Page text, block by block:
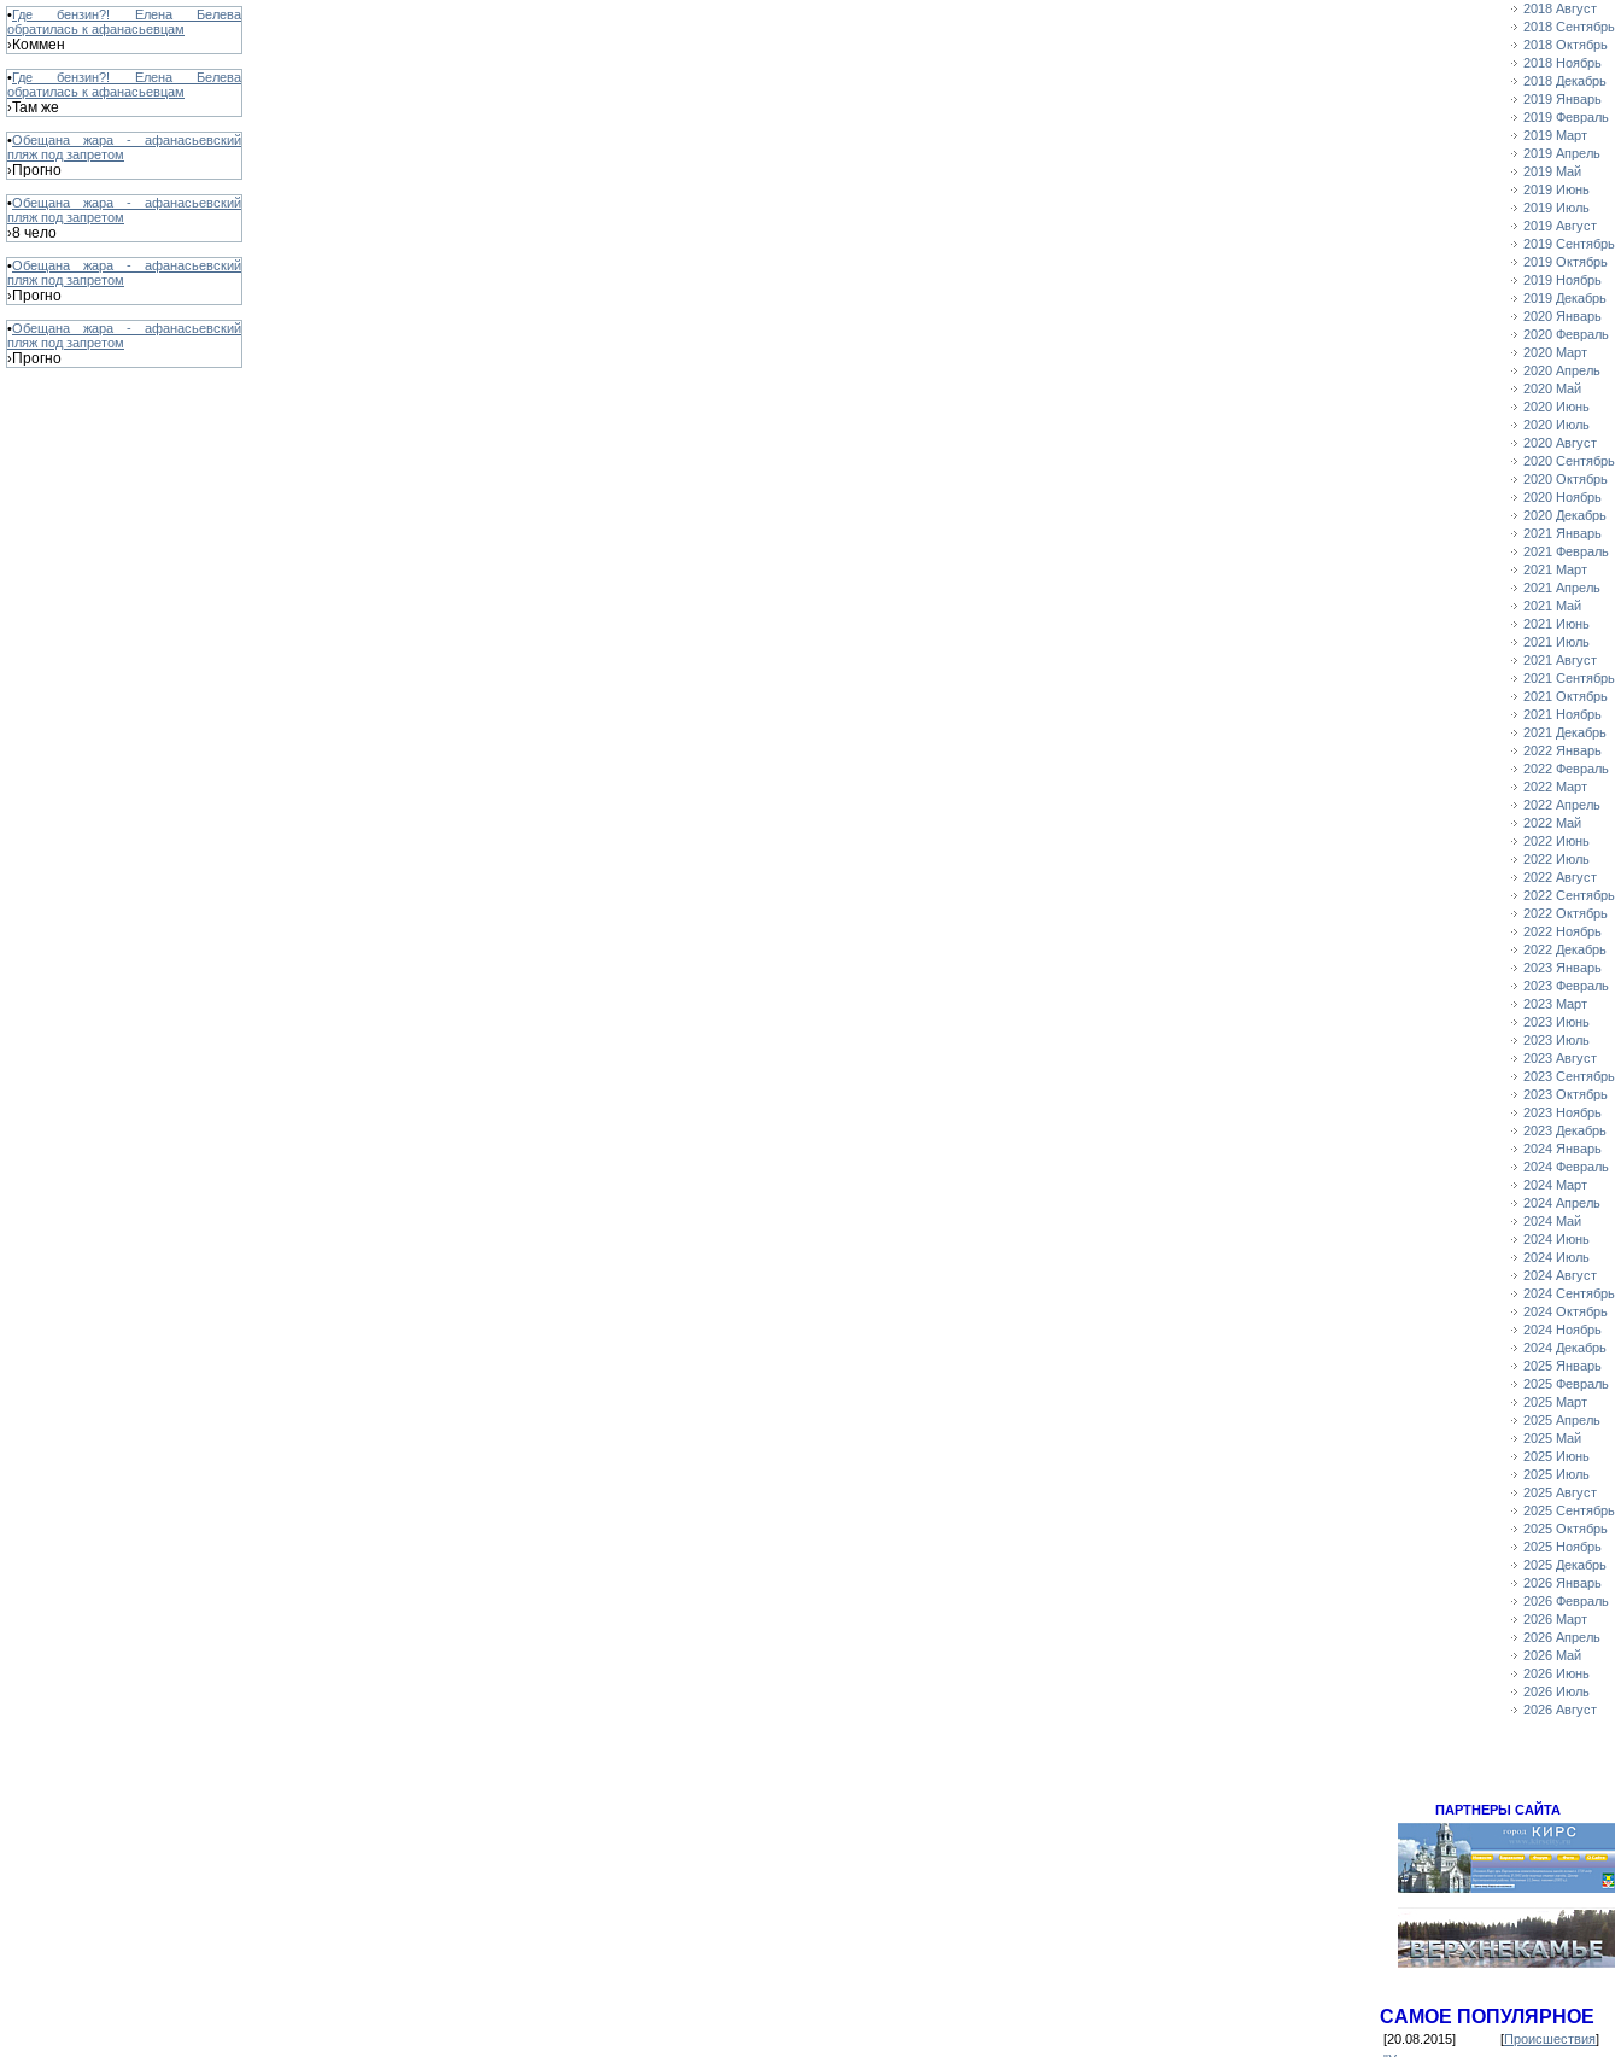
•Где бензин?! Елена Белева
обратилась к афанасьевцам
›Коммен
•Где бензин?! Елена Белева
обратилась к афанасьевцам
›Там же
•Обещана жара - афанасьевский
пляж под запретом
›Прогно
•Обещана жара - афанасьевский
пляж под запретом
›8 чело
•Обещана жара - афанасьевский
пляж под запретом
›Прогно
•Обещана жара - афанасьевский
пляж под запретом
›Прогно
2018 Август
2018 Сентябрь
2018 Октябрь
2018 Ноябрь
2018 Декабрь
2019 Январь
2019 Февраль
2019 Март
2019 Апрель
2019 Май
2019 Июнь
2019 Июль
2019 Август
2019 Сентябрь
2019 Октябрь
2019 Ноябрь
2019 Декабрь
2020 Январь
2020 Февраль
2020 Март
2020 Апрель
2020 Май
2020 Июнь
2020 Июль
2020 Август
2020 Сентябрь
2020 Октябрь
2020 Ноябрь
2020 Декабрь
2021 Январь
2021 Февраль
2021 Март
2021 Апрель
2021 Май
2021 Июнь
2021 Июль
2021 Август
2021 Сентябрь
2021 Октябрь
2021 Ноябрь
2021 Декабрь
2022 Январь
2022 Февраль
2022 Март
2022 Апрель
2022 Май
2022 Июнь
2022 Июль
2022 Август
2022 Сентябрь
2022 Октябрь
2022 Ноябрь
2022 Декабрь
2023 Январь
2023 Февраль
2023 Март
2023 Июнь
2023 Июль
2023 Август
2023 Сентябрь
2023 Октябрь
2023 Ноябрь
2023 Декабрь
2024 Январь
2024 Февраль
2024 Март
2024 Апрель
2024 Май
2024 Июнь
2024 Июль
2024 Август
2024 Сентябрь
2024 Октябрь
2024 Ноябрь
2024 Декабрь
2025 Январь
2025 Февраль
2025 Март
2025 Апрель
2025 Май
2025 Июнь
2025 Июль
2025 Август
2025 Сентябрь
2025 Октябрь
2025 Ноябрь
2025 Декабрь
2026 Январь
2026 Февраль
2026 Март
2026 Апрель
2026 Май
2026 Июнь
2026 Июль
2026 Август
ПАРТНЕРЫ САЙТА
САМОЕ ПОПУЛЯРНОЕ
[20.08.2015] [Происшествия]